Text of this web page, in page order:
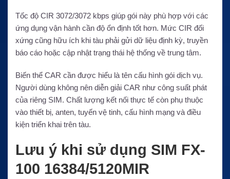
Tốc độ CIR 3072/3072 kbps giúp gói này phù hợp với các
ứng dụng vận hành cần độ ổn định tốt hơn. Mức CIR đối
xứng cũng hữu ích khi tàu phải gửi dữ liệu định kỳ, truyền
báo cáo hoặc cập nhật trạng thái hệ thống về trung tâm.
Biến thể CAR cần được hiểu là tên cấu hình gói dịch vụ.
Người dùng không nên diễn giải CAR như công suất phát
của riêng SIM. Chất lượng kết nối thực tế còn phụ thuộc
vào thiết bị, anten, tuyến vệ tinh, cấu hình mạng và điều
kiện triển khai trên tàu.
Lưu ý khi sử dụng SIM FX-
100 16384/5120MIR